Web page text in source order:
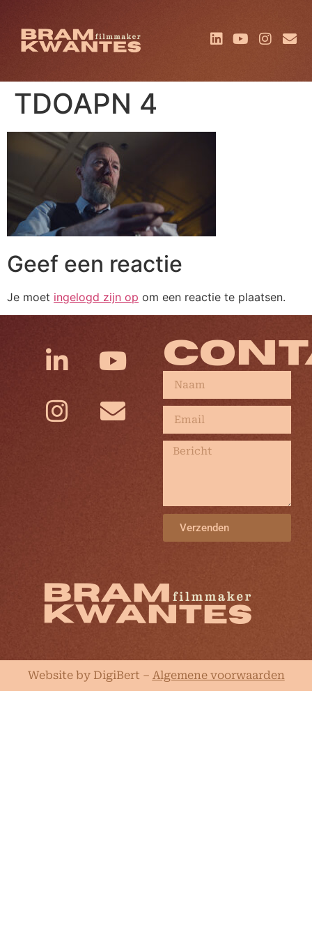
TDOAPN 4
Geef een reactie
Je moet ingelogd zijn op om een reactie te plaatsen.
Verzenden
Website by DigiBert – Algemene voorwaarden